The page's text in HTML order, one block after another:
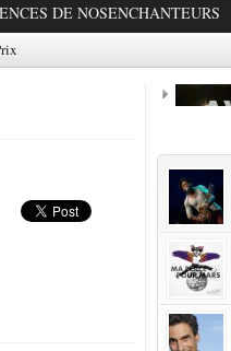
DE NOSENCHANTEURS